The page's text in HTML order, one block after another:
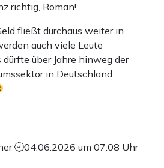
richtig, Roman!
fließt durchaus weiter in
auch viele Leute
über Jahre hinweg der
in Deutschland
04.06.2026 um 07:08 Uhr